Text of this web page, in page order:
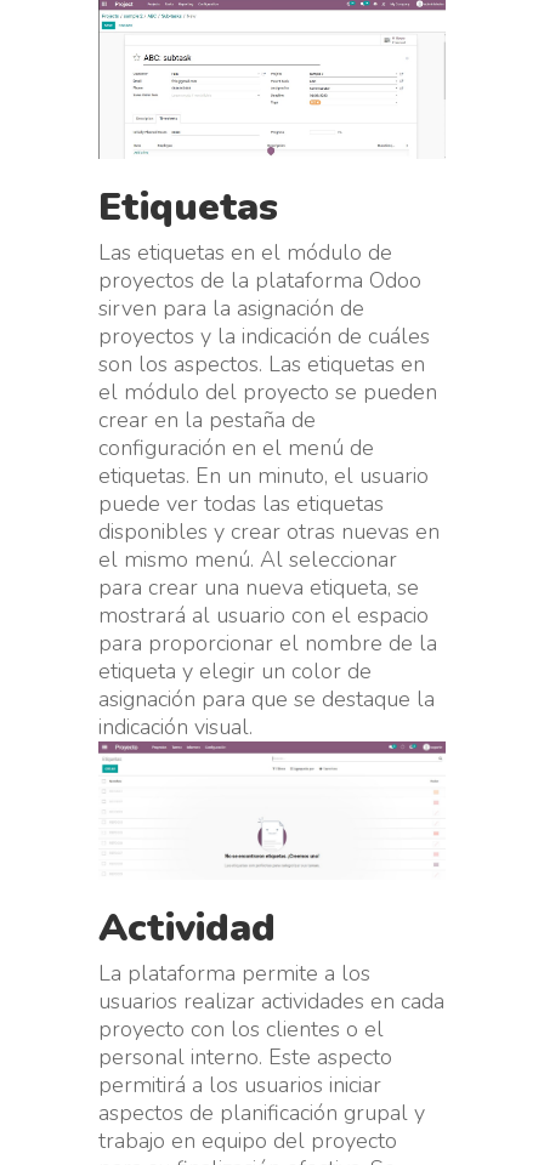
Etiquetas
Las etiquetas en el módulo de
proyectos de la plataforma Odoo
sirven para la asignación de
proyectos y la indicación de cuáles
son los aspectos. Las etiquetas en
el módulo del proyecto se pueden
crear en la pestaña de
configuración en el menú de
etiquetas. En un minuto, el usuario
puede ver todas las etiquetas
disponibles y crear otras nuevas en
el mismo menú. Al seleccionar
para crear una nueva etiqueta, se
mostrará al usuario con el espacio
para proporcionar el nombre de la
etiqueta y elegir un color de
asignación para que se destaque la
indicación visual.
Actividad
La plataforma permite a los
usuarios realizar actividades en cada
proyecto con los clientes o el
personal interno. Este aspecto
permitirá a los usuarios iniciar
aspectos de planificación grupal y
trabajo en equipo del proyecto